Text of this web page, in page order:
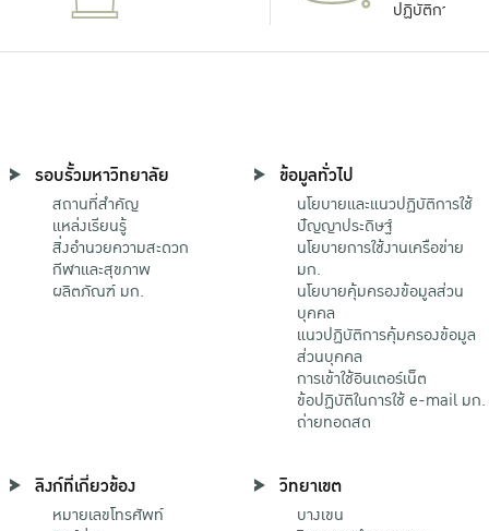
ปฏิบัติการ
รอบรั้วมหาวิทยาลัย
สถานที่สำคัญ
แหล่งเรียนรู้
สิ่งอำนวยความสะดวก
กีฬาและสุขภาพ
ผลิตภัณฑ์ มก.
ข้อมูลทั่วไป
นโยบายและแนวปฏิบัติการใช้
ปัญญาประดิษฐ์
นโยบายการใช้งานเครือข่าย
มก.
นโยบายคุ้มครองข้อมูลส่วน
บุคคล
แนวปฏิบัติการคุ้มครองข้อมูล
ส่วนบุคคล
การเข้าใช้อินเตอร์เน็ต
ข้อปฏิบัติในการใช้ e-mail มก.
ถ่ายทอดสด
ลิงก์ที่เกี่ยวข้อง
หมายเลขโทรศัพท์
วิทยาเขต
บางเขน